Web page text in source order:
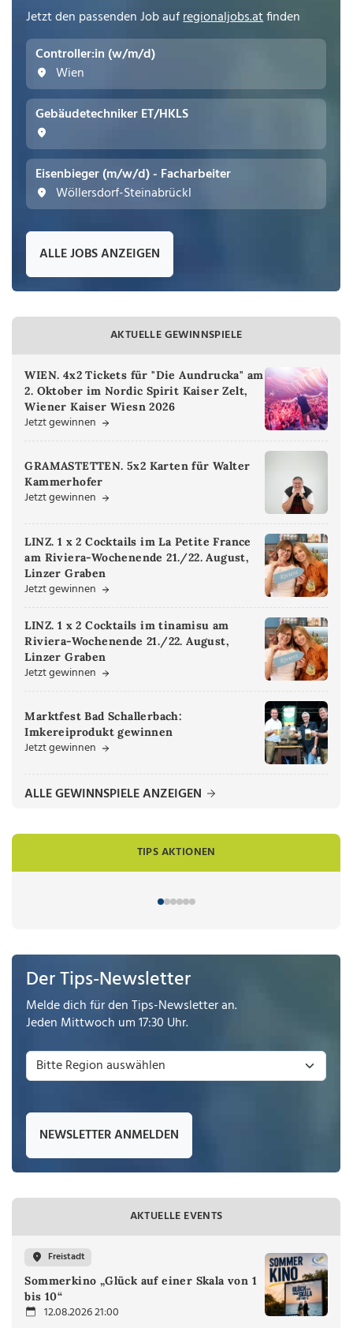
Jetzt den passenden Job aufregionaljobs.atfinden
Controller:in (w/m/d)
Wien
Gebäudetechniker ET/HKLS
Eisenbieger (m/w/d) - Facharbeiter
Wöllersdorf-Steinabrückl
ALLE JOBS ANZEIGEN
AKTUELLE GEWINNSPIELE
WIEN. 4x2 Tickets für "Die Aundrucka" am
2. Oktober im Nordic Spirit Kaiser Zelt,
Wiener Kaiser Wiesn 2026
Jetzt gewinnen
GRAMASTETTEN. 5x2 Karten für Walter
Kammerhofer
Jetzt gewinnen
LINZ. 1 x 2 Cocktails im La Petite France
am Riviera-Wochenende 21./22. August,
Linzer Graben
Jetzt gewinnen
LINZ. 1 x 2 Cocktails im tinamisu am
Riviera-Wochenende 21./22. August,
Linzer Graben
Jetzt gewinnen
Marktfest Bad Schallerbach:
Imkereiprodukt gewinnen
Jetzt gewinnen
ALLE GEWINNSPIELE ANZEIGEN
TIPS AKTIONEN
Der Tips-Newsletter
Melde dich für den Tips-Newsletter an.
Jeden Mittwoch um 17:30 Uhr.
NEWSLETTER ANMELDEN
AKTUELLE EVENTS
Freistadt
Sommerkino „Glück auf einer Skala von 1
bis 10“
12.08.2026 21:00